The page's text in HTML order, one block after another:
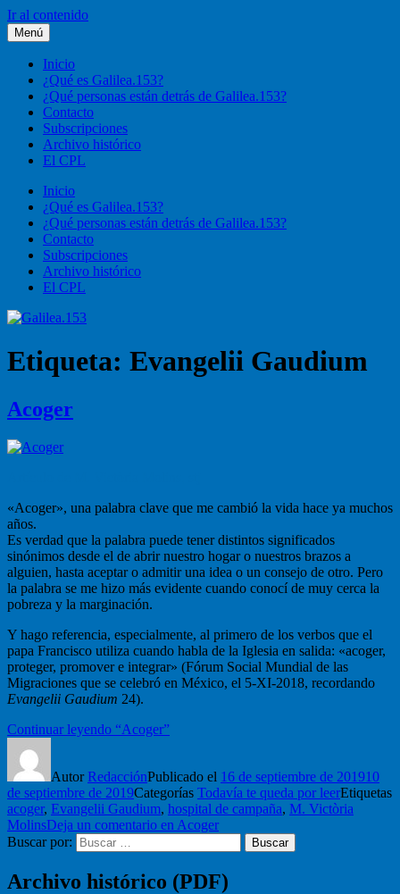
Ir al contenido
Galilea.153
Liturgia, pastoral, vida cristiana
Menú
Inicio
¿Qué es Galilea.153?
¿Qué personas están detrás de Galilea.153?
Contacto
Subscripciones
Archivo histórico
El CPL
Inicio
¿Qué es Galilea.153?
¿Qué personas están detrás de Galilea.153?
Contacto
Subscripciones
Archivo histórico
El CPL
Etiqueta: Evangelii Gaudium
Acoger
«Acoger», una palabra clave que me cambió la vida hace ya muchos
años.
Es verdad que la palabra puede tener distintos significados
sinónimos desde el de abrir nuestro hogar o nuestros brazos a
alguien, hasta aceptar o admitir una idea o un consejo de otro. Pero
la palabra se me hizo más evidente cuando conocí de muy cerca la
pobreza y la marginación.
Y hago referencia, especialmente, al primero de los verbos que el
papa Francisco utiliza cuando habla de la Iglesia en salida: «acoger,
proteger, promover e integrar» (Fórum Social Mundial de las
Migraciones que se celebró en México, el 5-XI-2018, recordando
Evangelii Gaudium 24).
Continuar leyendo “Acoger”
AutorRedacciónPublicado el 16 de septiembre de 201910
de septiembre de 2019Categorías Todavía te queda por leerEtiquetas
acoger, Evangelii Gaudium, hospital de campaña, M. Victòria
MolinsDeja un comentario en Acoger
Buscar por:
Buscar
Archivo histórico (PDF)